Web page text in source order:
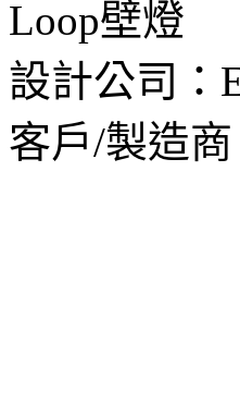
Loop壁燈
設計公司：
客戶/製造